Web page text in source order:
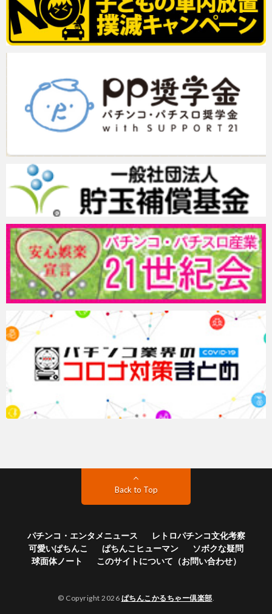
Back to Top
パチンコ・エンタメニュース
レトロパチンコ文化考察
可愛いぱちんこ
ぱちんこヒューマン
ソボクな疑問
球面体ノート
このサイトについて（お問い合わせ）
© Copyright 2026 ぱちんこかるちゃー倶楽部